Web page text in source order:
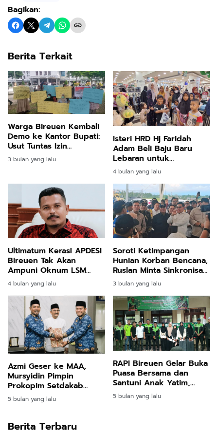
Bagikan:
Berita Terkait
Warga Bireuen Kembali
Demo ke Kantor Bupati:
Usut Tuntas Izin
Perkebunan Sawit
3 bulan yang lalu
Isteri HRD Hj Faridah
Adam Beli Baju Baru
Lebaran untuk
Pengungsi Banjir di
Bireuen
4 bulan yang lalu
Ultimatum Keras! APDESI
Bireuen Tak Akan
Ampuni Oknum LSM
yang Tekan Keuchiek!
4 bulan yang lalu
Soroti Ketimpangan
Hunian Korban Bencana,
Ruslan Minta Sinkronisasi
Pusat dan Daerah
3 bulan yang lalu
Azmi Geser ke MAA,
Mursyidin Pimpin
Prokopim Setdakab
Bireuen
5 bulan yang lalu
RAPI Bireuen Gelar Buka
Puasa Bersama dan
Santuni Anak Yatim,
Pengurus Lokal
Jeunieb–Pandrah
5 bulan yang lalu
Berita Terbaru